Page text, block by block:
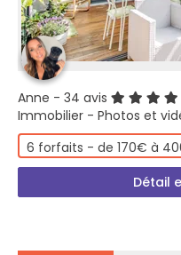
Anne - 34 avis
Immobilier - Photos et
6 forfaits - de 170€ à
Détail